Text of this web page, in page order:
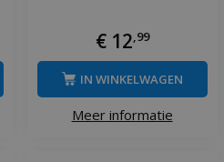
€ 12 99
Meer informatie
IN WINKELWAGEN